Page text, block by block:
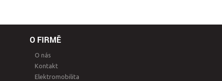
O FIRMĚ
O nás
Kontakt
Elektromobilita